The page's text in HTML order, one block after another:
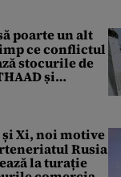
poarte un alt
ce conflictul
stocurile de
și
Xi, noi motive
Rusia
la turație